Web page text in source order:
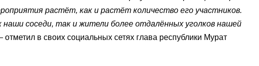
растёт, как и растёт количество его участников.
наши соседи, так и жители более отдалённых уголков нашей
отметил в своих социальных сетях глава республики Мурат